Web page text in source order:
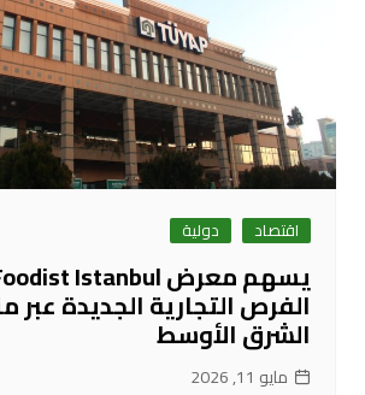
اقتصاد دولية
الفرص التجارية الجديدة عبر
الشرق الأوسط
مايو 11, 2026